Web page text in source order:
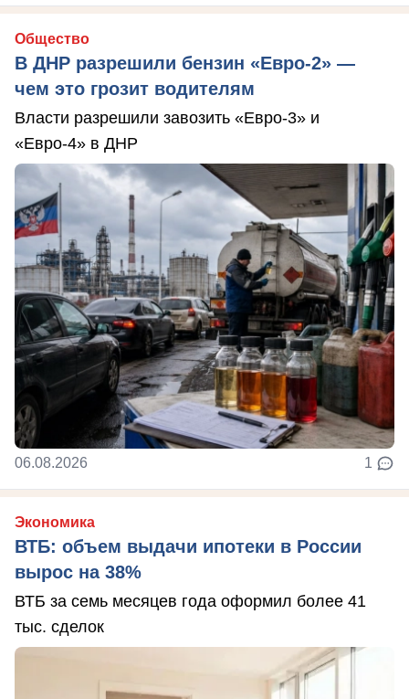
Общество
В ДНР разрешили бензин «Евро-2» —
чем это грозит водителям
Власти разрешили завозить «Евро-3» и
«Евро-4» в ДНР
06.08.2026 1
Экономика
ВТБ: объем выдачи ипотеки в России
вырос на 38%
ВТБ за семь месяцев года оформил более 41
тыс. сделок